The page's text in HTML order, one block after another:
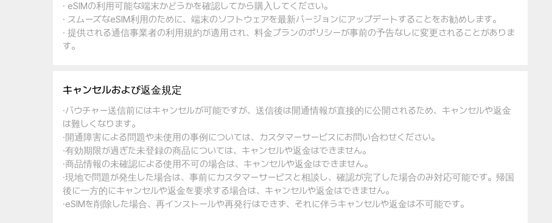
· eSIMの利用可能な端末かどうかを確認してから購入してください。
· スムーズなeSIM利用のために、端末のソフトウェアを最新バージョンにアップデートすることをお勧めします。
· 提供される通信事業者の利用規約が適用され、料金プランのポリシーが事前の予告なしに変更されることがありま
す。
キャンセルおよび返金規定
·バウチャー送信前にはキャンセルが可能ですが、送信後は開通情報が直接的に公開されるため、キャンセルや返金
は難しくなります。
·開通障害による問題や未使用の事例については、カスタマーサービスにお問い合わせください。
·有効期限が過ぎた未登録の商品については、キャンセルや返金はできません。
·商品情報の未確認による使用不可の場合は、キャンセルや返金はできません。
·現地で問題が発生した場合は、事前にカスタマーサービスと相談し、確認が完了した場合のみ対応可能です。帰国
後に一方的にキャンセルや返金を要求する場合は、キャンセルや返金はできません。
·eSIMを削除した場合、再インストールや再発行はできず、それに伴うキャンセルや返金は不可能です。